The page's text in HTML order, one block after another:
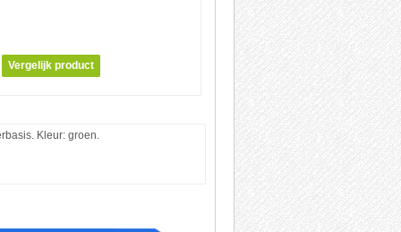
Kleur: groen.